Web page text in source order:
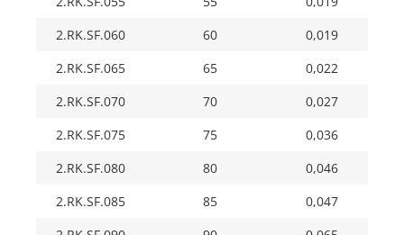
2.RK.SF.060
60
0,019
2.RK.SF.065
65
0,022
2.RK.SF.070
70
0,027
2.RK.SF.075
75
0,036
2.RK.SF.080
80
0,046
2.RK.SF.085
85
0,047